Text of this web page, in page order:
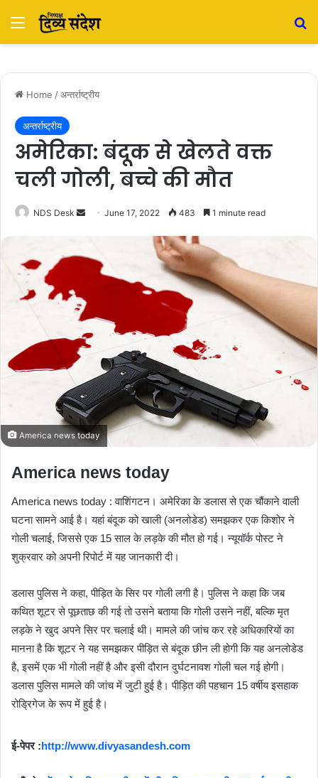
Menu
Home /अन्तर्राष्ट्रीय
अन्तर्राष्ट्रीय
अमेरिका: बंदूक से खेलते वक्त
चली गोली, बच्चे की मौत
NDS Desk
n
m
a
l
June 17, 2022 483 1 minute read
America news today
America news today
America news today : वाशिंगटन। अमेरिका के डलास से एक चौंकाने वाली
घटना सामने आई है। यहां बंदूक को खाली (अनलोडेड) समझकर एक किशोर ने
गोली चलाई, जिससे एक 15 साल के लड़के की मौत हो गई। न्यूयॉर्क पोस्ट ने
शुक्रवार को अपनी रिपोर्ट में यह जानकारी दी।
डलास पुलिस ने कहा, पीड़ित के सिर पर गोली लगी है। पुलिस ने कहा कि जब
कथित शूटर से पूछताछ की गई तो उसने बताया कि गोली उसने नहीं, बल्कि मृत
लड़के ने खुद अपने सिर पर चलाई थी। मामले की जांच कर रहे अधिकारियों का
मानना है कि शूटर ने यह समझकर पीड़ित से बंदूक छीन ली होगी कि यह अनलोडेड
है, इसमें एक भी गोली नहीं है और इसी दौरान दुर्घटनावश गोली चल गई होगी।
डलास पुलिस मामले की जांच में जुटी हुई है। पीड़ित की पहचान 15 वर्षीय इसहाक
रोड्रिगेज के रूप में हुई है।
ई-पेपर :http://www.divyasandesh.com